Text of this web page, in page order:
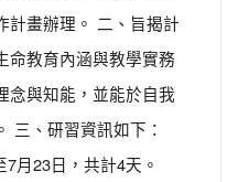
計畫辦理。 二、旨揭計
命教育內涵與教學實務
念與知能，並能於自我
三、研習資訊如下：
月23日，共計4天。